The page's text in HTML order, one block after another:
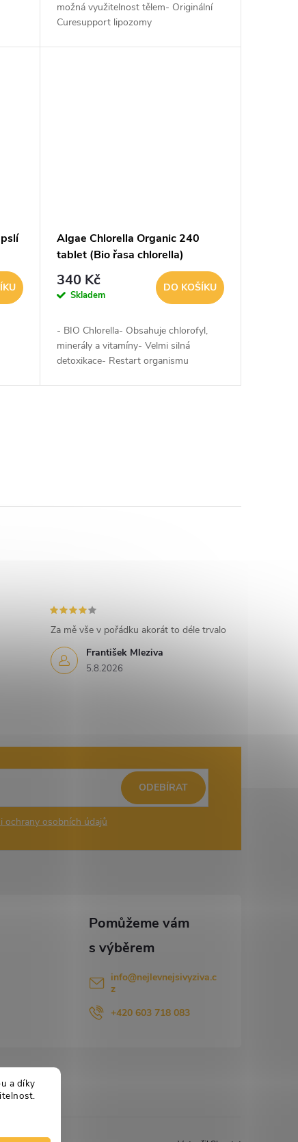
a díky
možná využitelnost tělem- Originální
Curesupport lipozomy
Algae Chlorella Organic 240
tablet (Bio řasa chlorella)
340 Kč
Skladem
DO KOŠÍKU
- BIO Chlorella- Obsahuje chlorofyl,
minerály a vitamíny- Velmi silná
detoxikace- Restart organismu
František Mleziva
5.8.2026
Za mě vše v pořádku akorát to déle trvalo
ochrany osobních údajů
ODEBÍRAT
info@nejlevnejsivyziva.c
z
+420 603 718 083